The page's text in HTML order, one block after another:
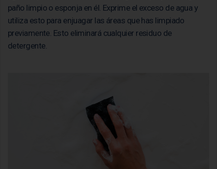
paño limpio o esponja en él. Exprime el exceso de agua y
utiliza esto para enjuagar las áreas que has limpiado
previamente. Esto eliminará cualquier residuo de
detergente.